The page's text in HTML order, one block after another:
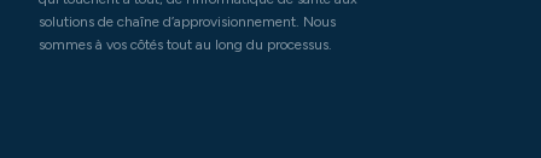
solutions de chaîne d’approvisionnement. Nous
sommes à vos côtés tout au long du processus.